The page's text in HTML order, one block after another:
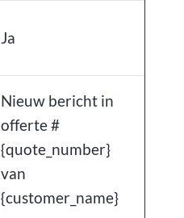
Ja
Nieuw bericht in
offerte #
{quote_number}
van
{customer_name}